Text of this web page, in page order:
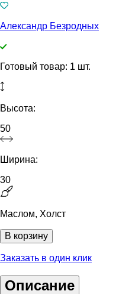
Александр Безродных
Готовый товар: 1 шт.
Высота:
50
Ширина:
30
Маслом, Холст
В корзину
Заказать в один клик
Описание